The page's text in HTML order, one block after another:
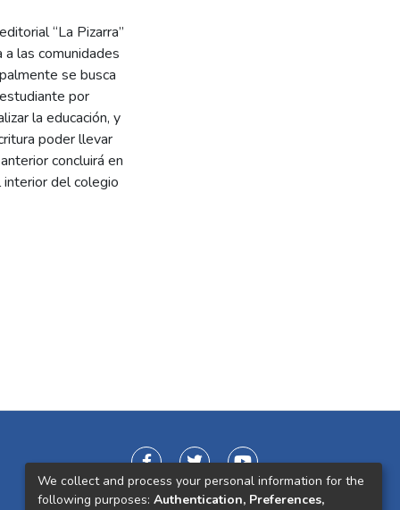
“La Pizarra”
las comunidades
se busca
por
la educación, y
poder llevar
concluirá en
del colegio
We collect and process your personal information for the
following purposes: Authentication, Preferences,